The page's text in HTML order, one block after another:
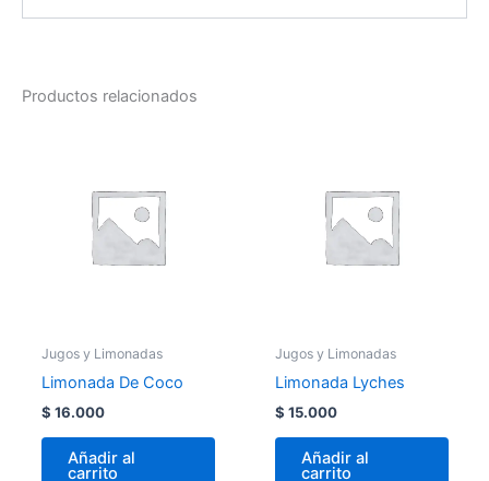
Productos relacionados
Jugos y Limonadas
Limonada De Coco
$ 16.000
Añadir al
carrito
Jugos y Limonadas
Limonada Lyches
$ 15.000
Añadir al
carrito